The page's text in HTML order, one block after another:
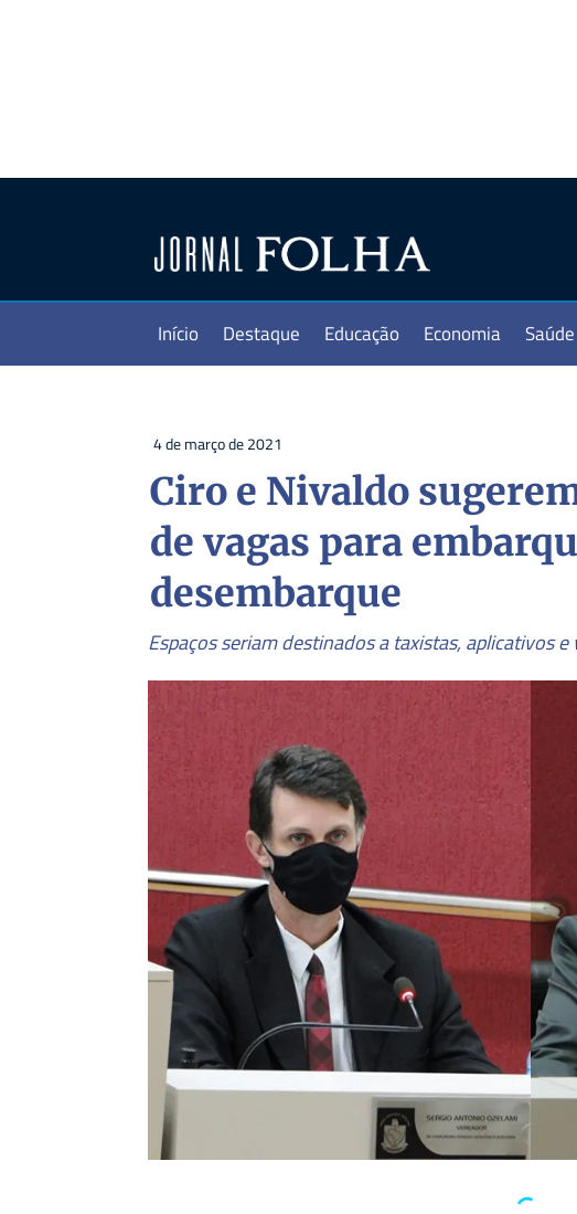
Início Destaque Educação Economia Saúde
4 de março de 2021
Ciro e Nivaldo
de vagas para
desembarque
Espaços seriam destinados a taxistas, aplicativos e